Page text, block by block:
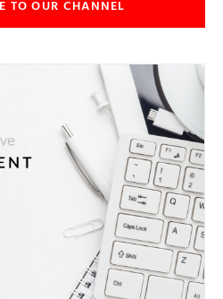
TO OUR CHANNEL